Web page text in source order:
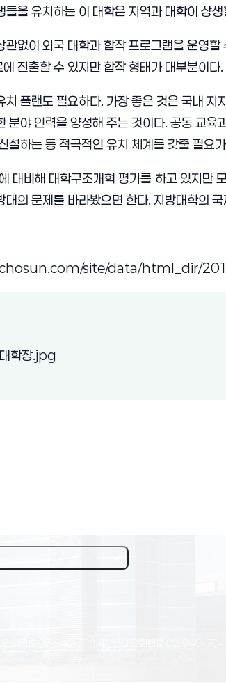
들을 유치하는 이 대학은 지역과 대학이 상
관없이 외국 대학과 합작 프로그램을 운영
진출할 수 있지만 합작 형태가 대부분이
치 플랜도 필요하다. 가장 좋은 것은 국내
분야 인력을 양성해 주는 것이다. 공동 교
설하는 등 적극적인 유치 체계를 갖출 필요
대비해 대학구조개혁 평가를 하고 있지만
대의 문제를 바라봤으면 한다. 지방대학의
site/data/html_dir/
학장.jpg